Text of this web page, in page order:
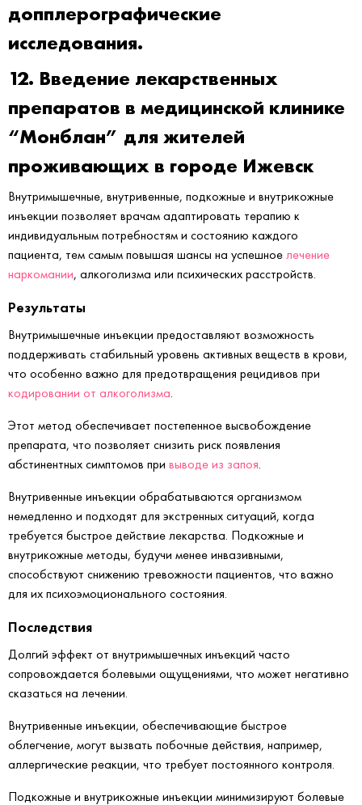
допплерографические
исследования.
12. Введение лекарственных
препаратов в медицинской клинике
“Монблан” для жителей
проживающих в городе Ижевск
Внутримышечные, внутривенные, подкожные и внутрикожные
инъекции позволяет врачам адаптировать терапию к
индивидуальным потребностям и состоянию каждого
пациента, тем самым повышая шансы на успешное лечение
наркомании, алкоголизма или психических расстройств.
Результаты
Внутримышечные инъекции предоставляют возможность
поддерживать стабильный уровень активных веществ в крови,
что особенно важно для предотвращения рецидивов при
кодировании от алкоголизма.
Этот метод обеспечивает постепенное высвобождение
препарата, что позволяет снизить риск появления
абстинентных симптомов при выводе из запоя.
Внутривенные инъекции обрабатываются организмом
немедленно и подходят для экстренных ситуаций, когда
требуется быстрое действие лекарства. Подкожные и
внутрикожные методы, будучи менее инвазивными,
способствуют снижению тревожности пациентов, что важно
для их психоэмоционального состояния.
Последствия
Долгий эффект от внутримышечных инъекций часто
сопровождается болевыми ощущениями, что может негативно
сказаться на лечении.
Внутривенные инъекции, обеспечивающие быстрое
облегчение, могут вызвать побочные действия, например,
аллергические реакции, что требует постоянного контроля.
Подкожные и внутрикожные инъекции минимизируют болевые